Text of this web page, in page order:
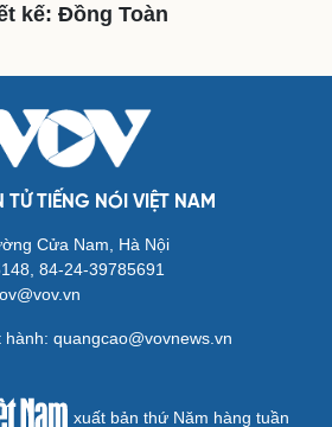
Giải trí
Nghệ sĩ
Sao Việt
kế: Đồng Toàn
TỬ TIẾNG NÓI VIỆT NAM
Cửa Nam, Hà Nội
84-24-39785691
quangcao@vovnews.vn
xuất bản thứ Năm hàng tuần